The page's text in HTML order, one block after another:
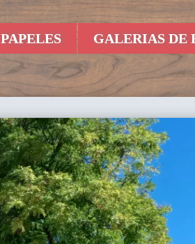
PAPELES GALERIAS DE